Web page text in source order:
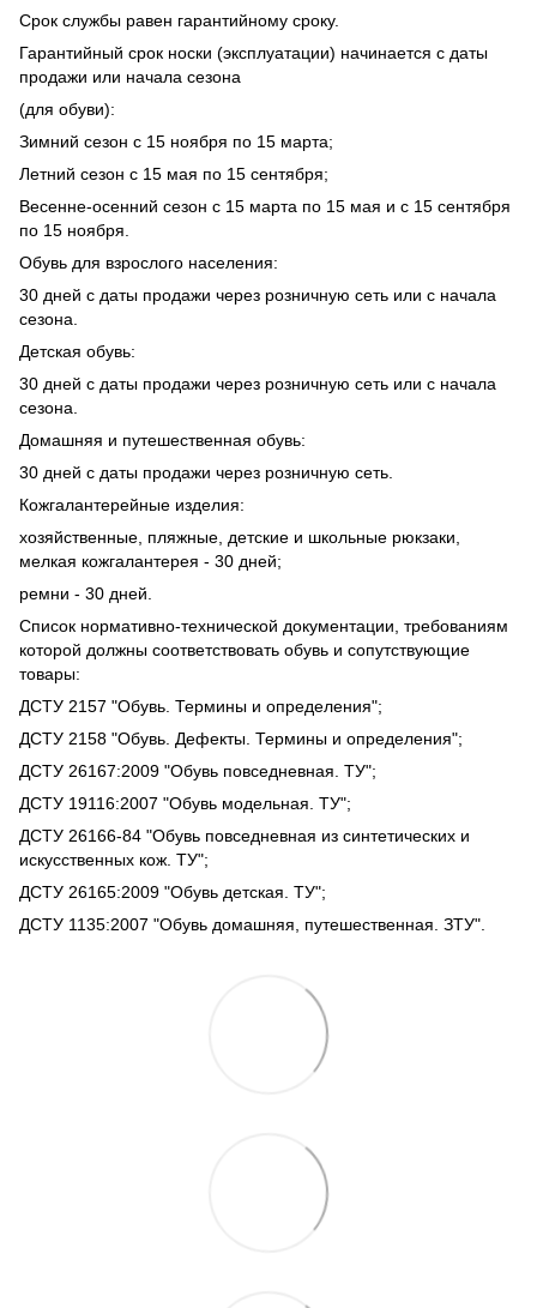
Срок службы равен гарантийному сроку.
Гарантийный срок носки (эксплуатации) начинается с даты
продажи или начала сезона
(для обуви):
Зимний сезон с 15 ноября по 15 марта;
Летний сезон с 15 мая по 15 сентября;
Весенне-осенний сезон с 15 марта по 15 мая и с 15 сентября
по 15 ноября.
Обувь для взрослого населения:
30 дней с даты продажи через розничную сеть или с начала
сезона.
Детская обувь:
30 дней с даты продажи через розничную сеть или с начала
сезона.
Домашняя и путешественная обувь:
30 дней с даты продажи через розничную сеть.
Кожгалантерейные изделия:
хозяйственные, пляжные, детские и школьные рюкзаки,
мелкая кожгалантерея - 30 дней;
ремни - 30 дней.
Список нормативно-технической документации, требованиям
которой должны соответствовать обувь и сопутствующие
товары:
ДСТУ 2157 "Обувь. Термины и определения";
ДСТУ 2158 "Обувь. Дефекты. Термины и определения";
ДСТУ 26167:2009 "Обувь повседневная. ТУ";
ДСТУ 19116:2007 "Обувь модельная. ТУ";
ДСТУ 26166-84 "Обувь повседневная из синтетических и
искусственных кож. ТУ";
ДСТУ 26165:2009 "Обувь детская. ТУ";
ДСТУ 1135:2007 "Обувь домашняя, путешественная. ЗТУ".